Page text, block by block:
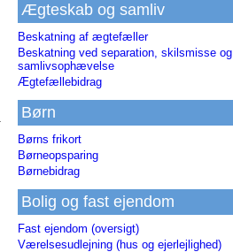
Ægteskab og samliv
Beskatning af ægtefæller
Beskatning ved separation, skilsmisse og
samlivsophævelse
Ægtefællebidrag
Børn
Børns frikort
Børneopsparing
Børnebidrag
Bolig og fast ejendom
Fast ejendom (oversigt)
Værelsesudlejning (hus og ejerlejlighed)